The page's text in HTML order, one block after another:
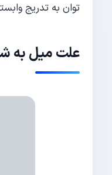
توان به تدریج
علت میل به